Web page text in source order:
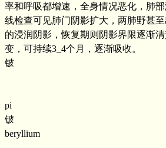
率和呼吸都增速，全身情况恶化，肺
线检查可见肺门阴影扩大，两肺野甚
的浸润阴影，恢复期则阴影界限逐渐
变，可持续3_4个月，逐渐吸收。
铍
pi
铍
beryllium